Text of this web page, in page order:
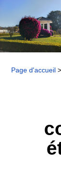
Page d'accueil >